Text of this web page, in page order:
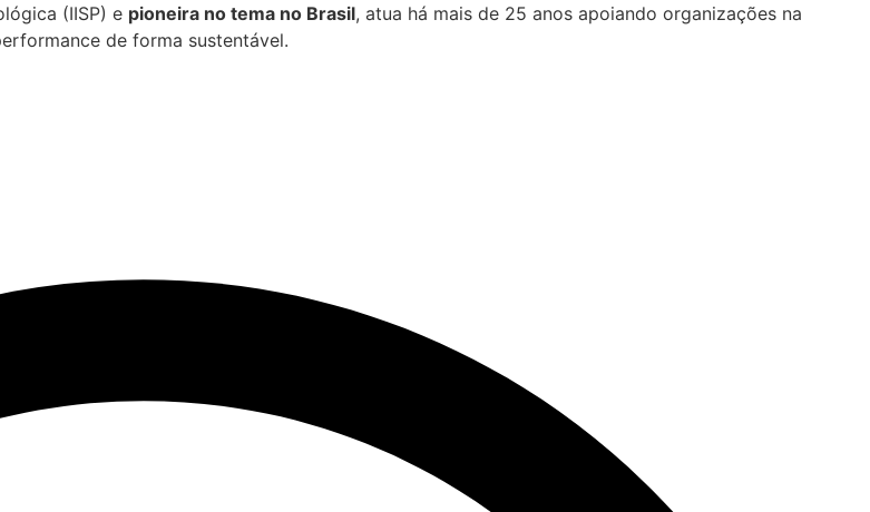
(IISP) e pioneira no tema no Brasil, atua há mais de 25 anos apoiando organizações na
de forma sustentável.